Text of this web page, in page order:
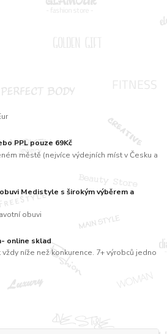
PPL pouze 69Kč
městě (nejvíce výdejních míst v Česku a
Medistyle s širokým výběrem a
obuvi
online sklad
níže než konkurence. 7+ výrobců jedno